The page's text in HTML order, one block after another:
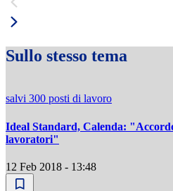
Sullo stesso tema
salvi 300 posti di lavoro
Ideal Standard, Calenda:
lavoratori"
12 Feb 2018 - 13:48